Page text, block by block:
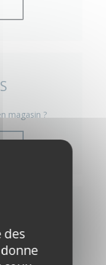
magasin ?
mur ?
des